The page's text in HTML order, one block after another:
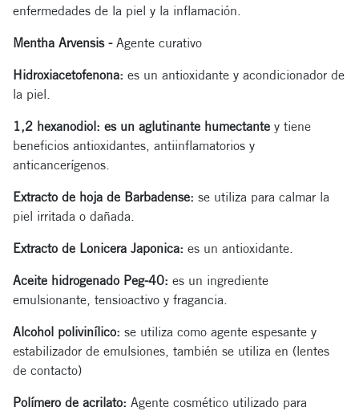
enfermedades de la piel y la inflamación.
Mentha Arvensis -Agente curativo
Hidroxiacetofenona: es un antioxidante y acondicionador de
la piel.
1,2 hexanodiol: es un aglutinante humectante y tiene
beneficios antioxidantes, antiinflamatorios y
anticancerígenos.
Extracto de hoja de Barbadense: se utiliza para calmar la
piel irritada o dañada.
Extracto de Lonicera Japonica: es un antioxidante.
Aceite hidrogenado Peg-40: es un ingrediente
emulsionante, tensioactivo y fragancia.
Alcohol polivinílico: se utiliza como agente espesante y
estabilizador de emulsiones, también se utiliza en (lentes
de contacto)
Polímero de acrilato: Agente cosmético utilizado para